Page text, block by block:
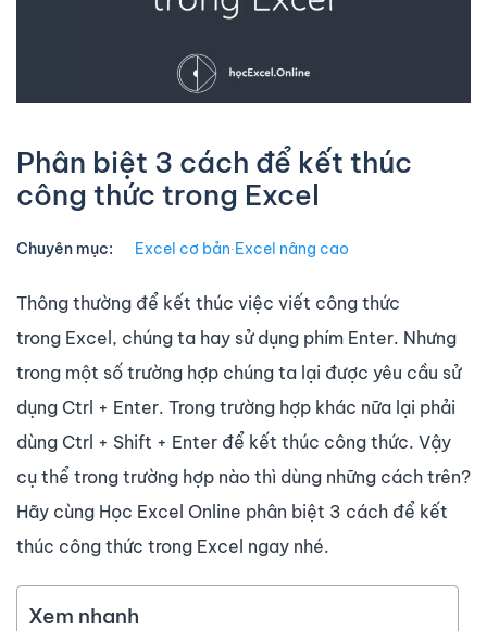
Phân biệt 3 cách để kết thúc
công thức trong Excel
Chuyên mục: Excel cơ bản∙Excel nâng cao
Thông thường để kết thúc việc viết công thức
trong Excel, chúng ta hay sử dụng phím Enter. Nhưng
trong một số trường hợp chúng ta lại được yêu cầu sử
dụng Ctrl + Enter. Trong trường hợp khác nữa lại phải
dùng Ctrl + Shift + Enter để kết thúc công thức. Vậy
cụ thể trong trường hợp nào thì dùng những cách trên?
Hãy cùng Học Excel Online phân biệt 3 cách để kết
thúc công thức trong Excel ngay nhé.
Xem nhanh